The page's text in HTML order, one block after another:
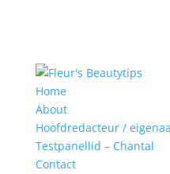
Home
About
Hoofdredacteur /
Testpanellid – Chantal
Contact